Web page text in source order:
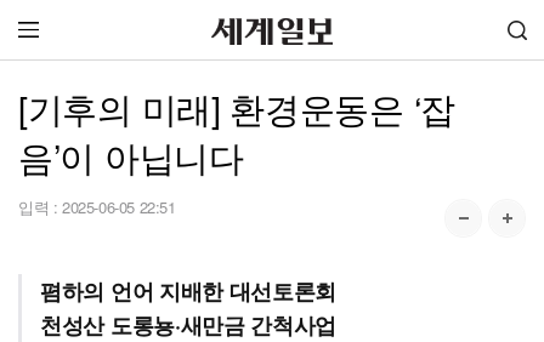
[기후의 미래] 환경운동은 ‘잡
음’이 아닙니다
입력 : 2025-06-05 22:51
폄하의 언어 지배한 대선토론회
천성산 도롱뇽·새만금 간척사업